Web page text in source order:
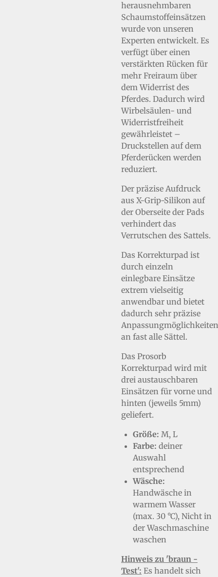
herausnehmbaren
Schaumstoffeinsätzen
wurde von unseren
Experten entwickelt. Es
verfügt über einen
verstärkten Rücken für
mehr Freiraum über
dem Widerrist des
Pferdes. Dadurch wird
Wirbelsäulen- und
Widerristfreiheit
gewährleistet –
Druckstellen auf dem
Pferderücken werden
reduziert.
Der präzise Aufdruck
aus X-Grip-Silikon auf
der Oberseite der Pads
verhindert das
Verrutschen des Sattels.
Das Korrekturpad ist
durch einzeln
einlegbare Einsätze
extrem vielseitig
anwendbar und bietet
dadurch sehr präzise
Anpassungmöglichkeiten
an fast alle Sättel.
Das Prosorb
Korrekturpad wird mit
drei austauschbaren
Einsätzen für vorne und
hinten (jeweils 5mm)
geliefert.
Größe: M, L
Farbe: deiner
Auswahl
entsprechend
Wäsche:
Handwäsche in
warmem Wasser
(max. 30 °C), Nicht in
der Waschmaschine
waschen
Hinweis zu 'braun -
Test': Es handelt sich